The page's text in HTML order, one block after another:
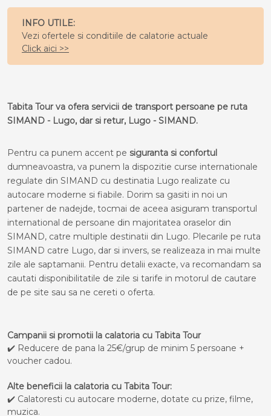
INFO UTILE:
Vezi ofertele si conditiile de calatorie actuale
Click aici >>
Tabita Tour va ofera servicii de transport persoane pe ruta
SIMAND - Lugo, dar si retur, Lugo - SIMAND.
Pentru ca punem accent pe siguranta si confortul
dumneavoastra, va punem la dispozitie curse internationale
regulate din SIMAND cu destinatia Lugo realizate cu
autocare moderne si fiabile. Dorim sa gasiti in noi un
partener de nadejde, tocmai de aceea asiguram transportul
international de persoane din majoritatea oraselor din
SIMAND, catre multiple destinatii din Lugo. Plecarile pe ruta
SIMAND catre Lugo, dar si invers, se realizeaza in mai multe
zile ale saptamanii. Pentru detalii exacte, va recomandam sa
cautati disponibilitatile de zile si tarife in motorul de cautare
de pe site sau sa ne cereti o oferta.
Campanii si promotii la calatoria cu Tabita Tour
✔️ Reducere de pana la 25€/grup de minim 5 persoane +
voucher cadou.
Alte beneficii la calatoria cu Tabita Tour:
✔️ Calatoresti cu autocare moderne, dotate cu prize, filme,
muzica.